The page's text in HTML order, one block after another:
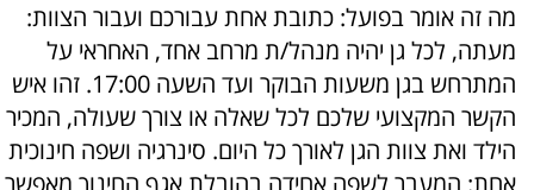
מה זה אומר בפועל: כתובת אחת עבורכם ועבור הצוות:
מעתה, לכל גן יהיה מנהל/ת מרחב אחד, האחראי על
המתרחש בגן משעות הבוקר ועד השעה 17:00. זהו איש
הקשר המקצועי שלכם לכל שאלה או צורך שעולה, המכיר
הילד ואת צוות הגן לאורך כל היום. סינרגיה ושפה חינוכית